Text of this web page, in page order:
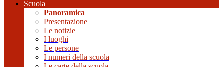
Scuola
Panoramica
Presentazione
Le notizie
I luoghi
Le persone
I numeri della scuola